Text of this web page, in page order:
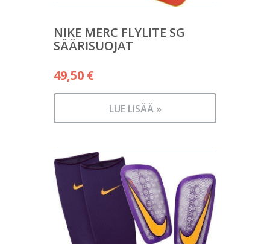
NIKE MERC FLYLITE SG
SÄÄRISUOJAT
49,50 €
LUE LISÄÄ »